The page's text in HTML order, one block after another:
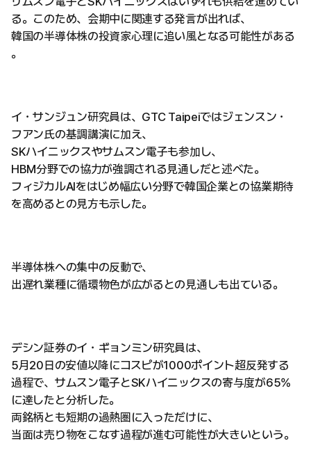
る。このため、会期中に関連する発言が出れば、
韓国の半導体株の投資家心理に追い風となる可能性がある
。
イ・サンジュン研究員は、GTC Taipeiではジェンスン・
フアン氏の基調講演に加え、
SKハイニックスやサムスン電子も参加し、
HBM分野での協力が強調される見通しだと述べた。
フィジカルAIをはじめ幅広い分野で韓国企業との協業期待
を高めるとの見方も示した。
半導体株への集中の反動で、
出遅れ業種に循環物色が広がるとの見通しも出ている。
デシン証券のイ・ギョンミン研究員は、
5月20日の安値以降にコスピが1000ポイント超反発する
過程で、サムスン電子とSKハイニックスの寄与度が65%
に達したと分析した。
両銘柄とも短期の過熱圏に入っただけに、
当面は売り物をこなす過程が進む可能性が大きいという。